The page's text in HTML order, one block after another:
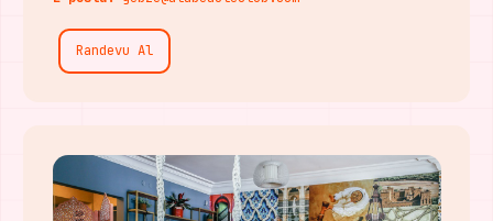
Randevu Al